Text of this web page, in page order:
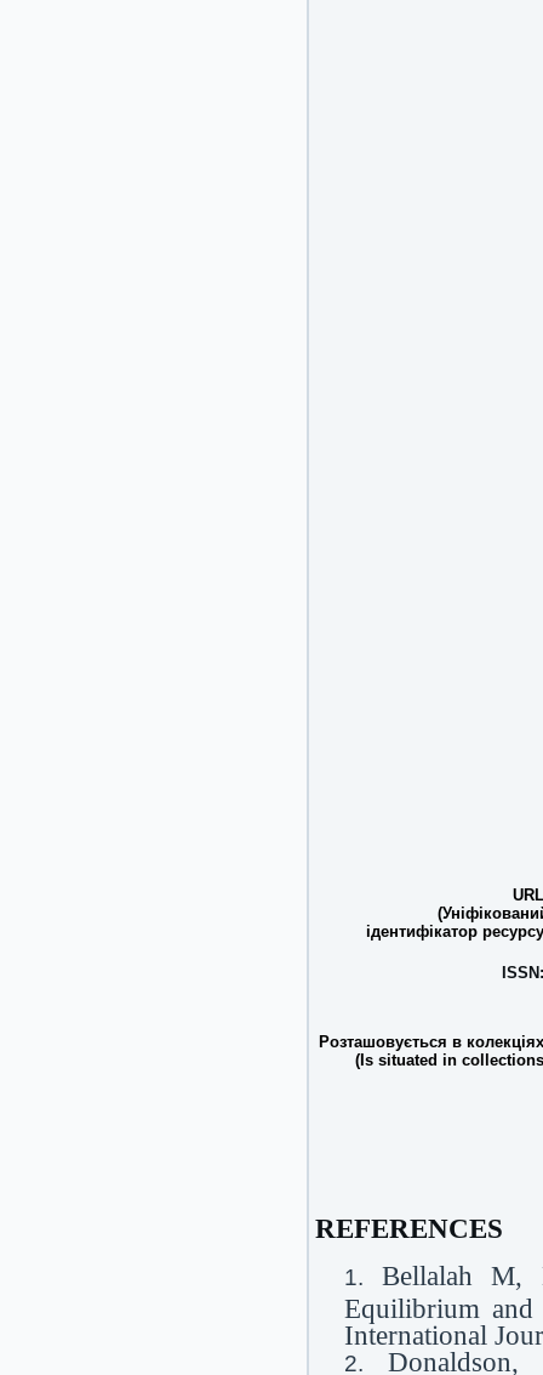
ідентифікатор
Розташовується в
(Is situated in
REFERENCES
Bellalah M,
Equilibrium and
International